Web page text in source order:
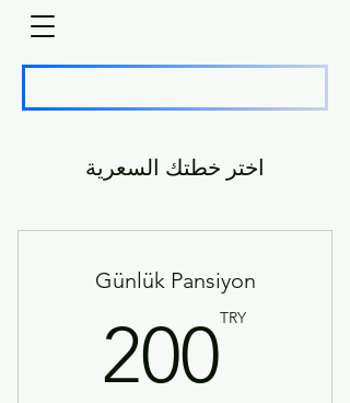
اختر خطتك السعرية
Günlük Pansiyon
TRY
200